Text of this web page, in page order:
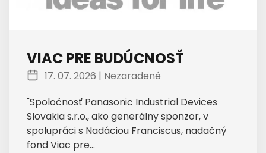
VIAC PRE BUDÚCNOSŤ
17. 07. 2026 | Nezaradené
"Spoločnosť Panasonic Industrial Devices
Slovakia s.r.o., ako generálny sponzor, v
spolupráci s Nadáciou Franciscus, nadačný
fond Viac pre...